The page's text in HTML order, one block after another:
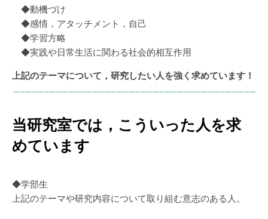
◆動機づけ
◆感情，アタッチメント，自己
◆学習方略
◆実践や日常生活に関わる社会的相互作用
上記のテーマについて，研究したい人を強く求めています！
当研究室では，こういった人を求
めています
◆学部生
上記のテーマや研究内容について取り組む意志のある人。